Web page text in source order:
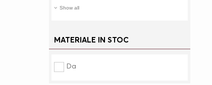
Show all
MATERIALE IN STOC
Da